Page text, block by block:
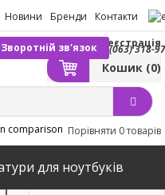
Новини Бренди Контакти
(063) 318-
Зворотній зв'язок
Вхід Реєстрація
Кошик (0)
Порівняти 0 товарів
для ноутбуків